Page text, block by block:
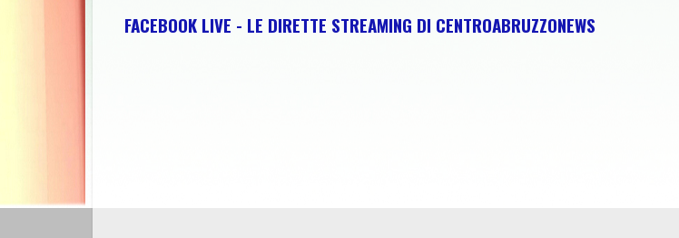
FACEBOOK LIVE - LE DIRETTE STREAMING DI CENTROABRUZZONEWS